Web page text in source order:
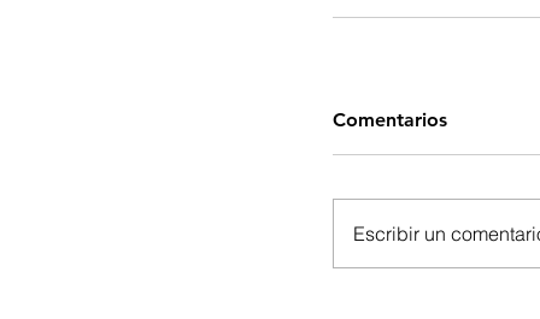
Comentarios
Escribir un